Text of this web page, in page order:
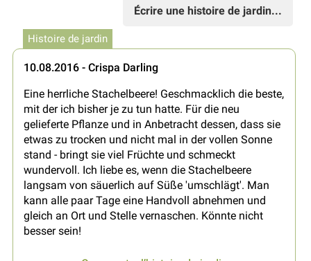
Écrire une histoire de jardin...
Histoire de jardin
10.08.2016 - Crispa Darling
Eine herrliche Stachelbeere! Geschmacklich die beste,
mit der ich bisher je zu tun hatte. Für die neu
gelieferte Pflanze und in Anbetracht dessen, dass sie
etwas zu trocken und nicht mal in der vollen Sonne
stand - bringt sie viel Früchte und schmeckt
wundervoll. Ich liebe es, wenn die Stachelbeere
langsam von säuerlich auf Süße 'umschlägt'. Man
kann alle paar Tage eine Handvoll abnehmen und
gleich an Ort und Stelle vernaschen. Könnte nicht
besser sein!